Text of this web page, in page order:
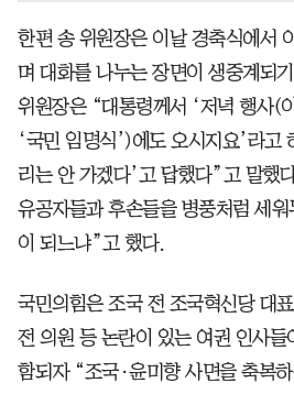
한편 송 위원장은 이날 경축식에서
며 대화를 나누는 장면이 생중계되
위원장은 “대통령께서 ‘저녁 행사(
‘국민 임명식’)에도 오시지요’라고
리는 안 가겠다’고 답했다”고 말했
유공자들과 후손들을 병풍처럼 세
이 되느냐”고 했다.
국민의힘은 조국 전 조국혁신당 대
전 의원 등 논란이 있는 여권 인사들
함되자 “조국·윤미향 사면을 축복